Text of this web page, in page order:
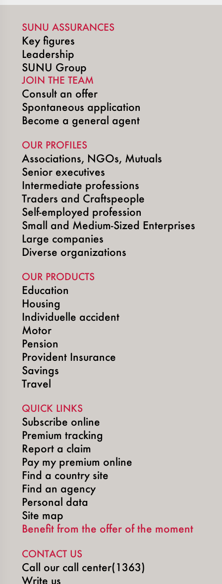
SUNU ASSURANCES
Key figures
Leadership
SUNU Group
JOIN THE TEAM
Consult an offer
Spontaneous application
Become a general agent
OUR PROFILES
Associations, NGOs, Mutuals
Senior executives
Intermediate professions
Traders and Craftspeople
Self-employed profession
Small and Medium-Sized Enterprises
Large companies
Diverse organizations
OUR PRODUCTS
Education
Housing
Individuelle accident
Motor
Pension
Provident Insurance
Savings
Travel
QUICK LINKS
Subscribe online
Premium tracking
Report a claim
Pay my premium online
Find a country site
Find an agency
Personal data
Site map
Benefit from the offer of the moment
CONTACT US
Call our call center(1363)
Write us